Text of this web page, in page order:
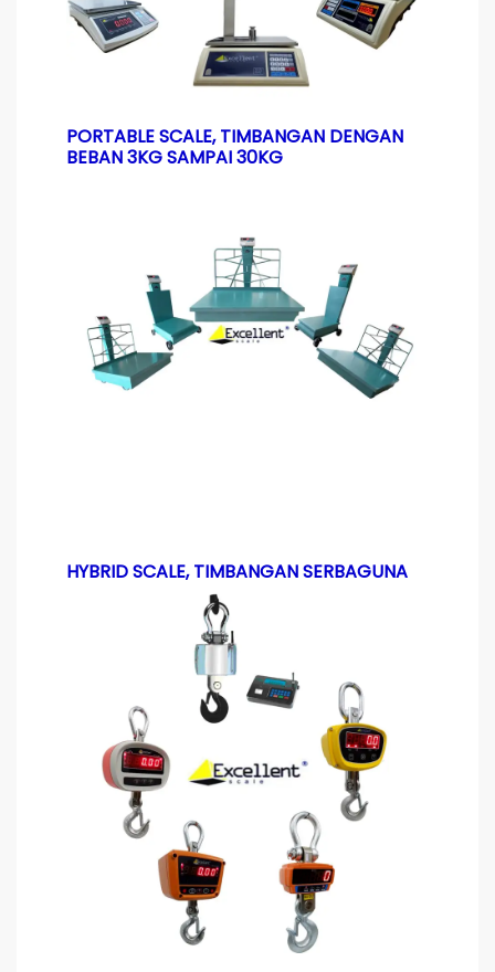
PORTABLE SCALE, TIMBANGAN DENGAN
BEBAN 3KG SAMPAI 30KG
HYBRID SCALE, TIMBANGAN SERBAGUNA